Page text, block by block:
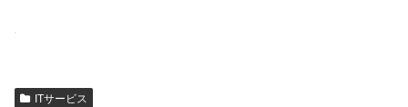
ITサービス